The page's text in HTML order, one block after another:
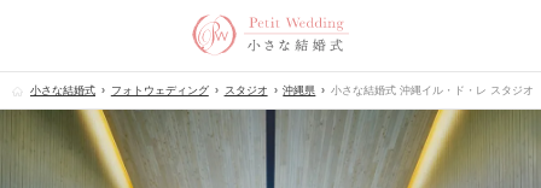
小さな結婚式 フォトウェディング スタジオ 沖縄県 小さな結婚式 沖縄イル・ド・レ スタジオ